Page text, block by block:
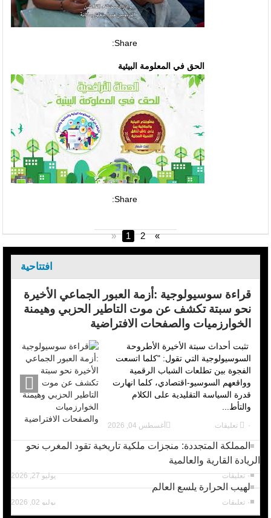
Share:
الحق في المعلومة البيئية
Share:
« 1 2 »
افتتاحية
قراءة سوسيولوجية :أزمة العبور الجماعي الأخيرة
نحو سبتة تكشف عن موت التاطير الحزبي وهيمنة
الخوارزميات والصفحات الافتراضية
تثبت أحداث سبتة الأخيرة الأطروحة
السوسيولوجية التي تقول: "كلما اتسعت
الفجوة بين تطلعات الشباب الرقمية
وواقعهم السوسيو-اقتصادي، كلما انهارت
قدرة السياسة التقليدية على الكلام
والتأط...
أغسطس 04, 2026 ٠ تعليقات
المملكة المتجددة: منجزات ملكية تاريخية تقود المغرب نحو
الريادة القارية والعالمية
يوليو 27, 2026 ٠ تعليقات
لهيب الحرارة يلسع العالم
يوليو 02, 2026 ٠ تعليقات